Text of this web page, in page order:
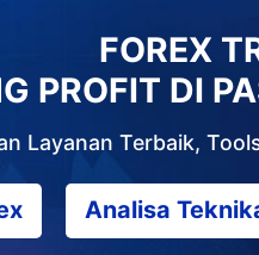
FOREX
PROFIT DI
Layanan Terbaik,
Analisa